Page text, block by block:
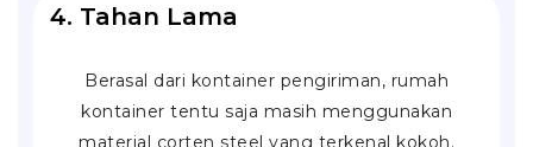
4. Tahan Lama
Berasal dari kontainer pengiriman, rumah
kontainer tentu saja masih menggunakan
material corten steel yang terkenal kokoh.